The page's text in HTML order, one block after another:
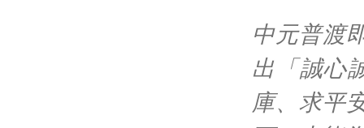
中元普渡
出「誠心
庫、求平